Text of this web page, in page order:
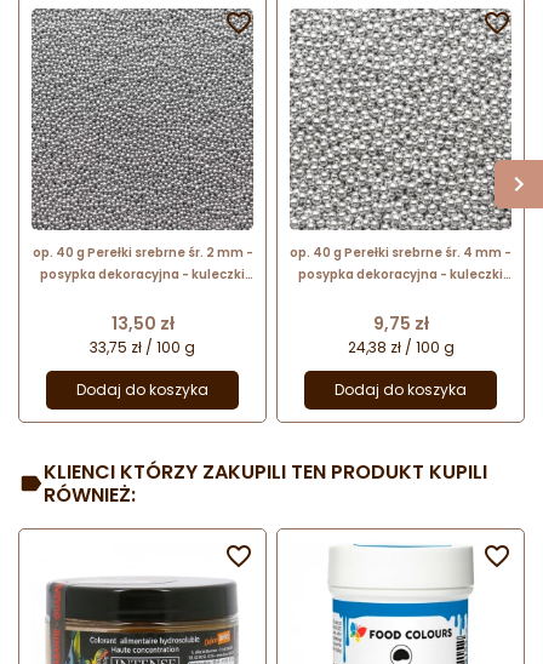
op. 40 g Perełki srebrne śr. 2 mm -
posypka dekoracyjna - kuleczki
połyskiem
Cena
13,50 zł
33,75 zł / 100 g
Dodaj do koszyka

op. 40 g Perełki srebrne śr. 4 mm -
posypka dekoracyjna - kuleczki
połyskiem
Cena
9,75 zł
24,38 zł / 100 g
Dodaj do koszyka

KLIENCI KTÓRZY ZAKUPILI TEN PRODUKT KUPILI
RÓWNIEŻ:
 